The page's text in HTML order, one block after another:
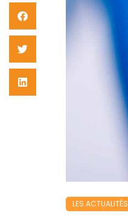
LES ACTUALITÉS